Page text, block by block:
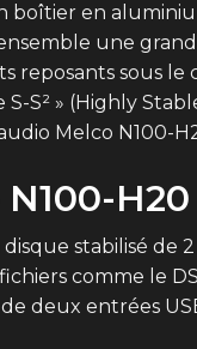
boîtier en
une
reposants sous
S² » (Highly
Melco N100-
disque stabilisé
comme le
deux entrées